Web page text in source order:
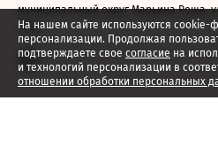
На нашем сайте используются cookie-
персонализации. Продолжая
подтверждаете свое согласие на
и технологий персонализации в
отношении обработки персональных
муниципальный округ Марьина Роща,
2026